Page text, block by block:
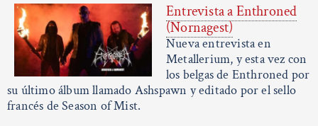
Entrevista a Enthroned
(Nornagest)
Nueva entrevista en
Metallerium, y esta vez con
los belgas de Enthroned por
su último álbum llamado Ashspawn y editado por el sello
francés de Season of Mist.